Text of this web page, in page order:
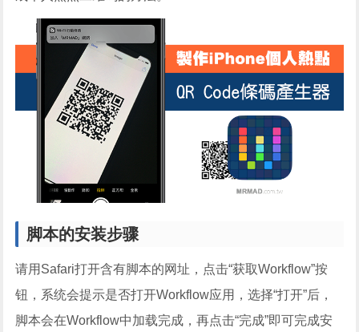
脚本的安装步骤
请用Safari打开含有脚本的网址，点击“获取Workflow”按
钮，系统会提示是否打开Workflow应用，选择“打开”后，
脚本会在Workflow中加载完成，再点击“完成”即可完成安